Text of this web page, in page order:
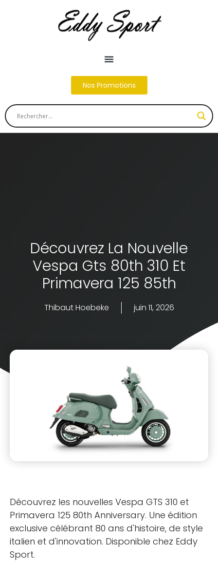
Nos Promotions
Découvrez La Nouvelle
Vespa Gts 80th 310 Et
Primavera 125 85th
Thibaut Hoebeke juin 11, 2026
Découvrez les nouvelles Vespa GTS 310 et
Primavera 125 80th Anniversary. Une édition
exclusive célébrant 80 ans d'histoire, de style
italien et d'innovation. Disponible chez Eddy
Sport.